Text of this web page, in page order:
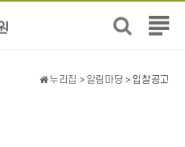
전
뉴
누리집 > 알림마당 > 입찰공고